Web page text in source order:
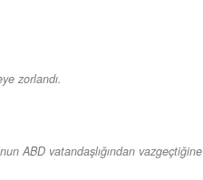
zorlandı.
ABD vatandaşlığından vazgeçtiğine